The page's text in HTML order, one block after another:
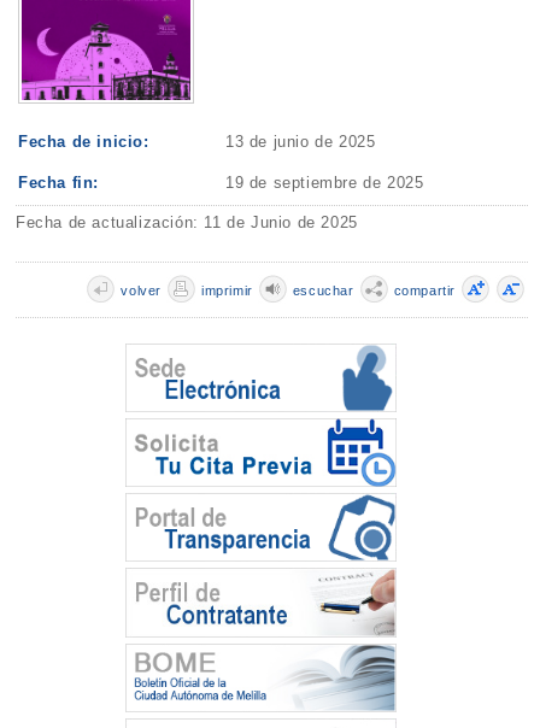
Fecha de inicio: 13 de junio de 2025
Fecha fin: 19 de septiembre de 2025
Fecha de actualización: 11 de Junio de 2025
compartir
escuchar
imprimir
volver